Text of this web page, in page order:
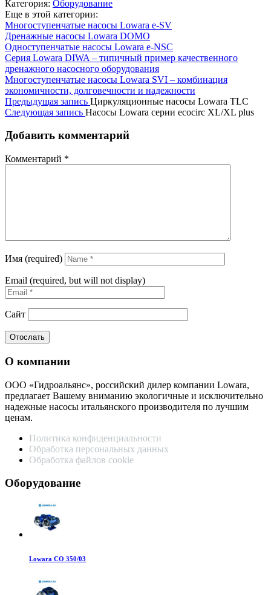
Категория: Оборудование
Еще в этой категории:
Многоступенчатые насосы Lowara e-SV
Дренажные насосы Lowara DOMO
Одноступенчатые насосы Lowara e-NSC
Серия Lowara DIWA – типичный пример качественного
дренажного насосного оборудования
Многоступенчатые насосы Lowara SVI – комбинация
экономичности, долговечности и надежности
Предыдущая запись Циркуляционные насосы Lowara TLC
Следующая запись Насосы Lowara серии ecocirc XL/XL plus
Добавить комментарий
Комментарий *
Имя (required)
Email (required, but will not display)
Сайт
О компании
ООО «Гидроальянс», российский дилер компании Lowara,
предлагает Вашему вниманию экологичные и исключительно
надежные насосы итальянского производителя по лучшим
ценам.
Политика конфиденциальности
Обработка персональных данных
Обработка файлов cookie
Оборудование
Lowara CO 350/03